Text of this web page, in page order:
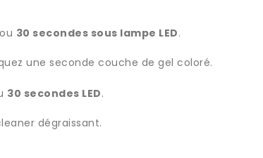
ou 30 secondes sous lampe LED.
une seconde couche de gel coloré.
30 secondes LED.
dégraissant.